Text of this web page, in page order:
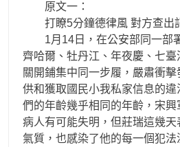
原文一：
打瞭5分鐘德律風 對方查出
1月14日，在公安部同一部
齊哈爾、牡丹江、年夜慶、七
關開鋪集中同一步履，嚴肅衝
供和獲取國民小我私家信息的
們的年齡幾乎相同的年齡，宋
病人有可能失明，但莊瑞這幾
氣質，也感染了他的每一個犯